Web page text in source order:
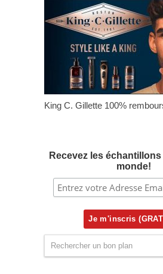
King C. Gillette 100%
Recevez les
monde!